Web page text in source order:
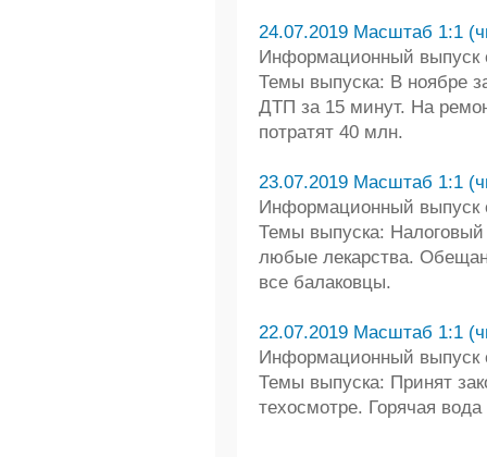
24.07.2019 Масштаб 1:1
Информационный выпуск
Темы выпуска: В ноябре
ДТП за 15 минут. На
потратят 40 млн.
23.07.2019 Масштаб 1:1
Информационный выпуск
Темы выпуска:
любые лекарства.
все балаковцы.
22.07.2019 Масштаб 1:1
Информационный выпуск
Темы выпуска: Принят
техосмотре. Горячая